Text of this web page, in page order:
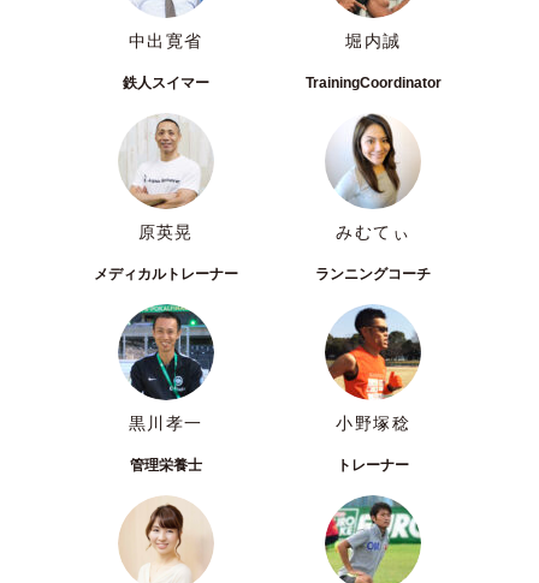
中出寛省 堀内誠
鉄人スイマー
原英晃
TrainingCoordinator
みむてぃ
メディカルトレーナー
黒川孝一
ランニングコーチ
小野塚稔
管理栄養士 トレーナー